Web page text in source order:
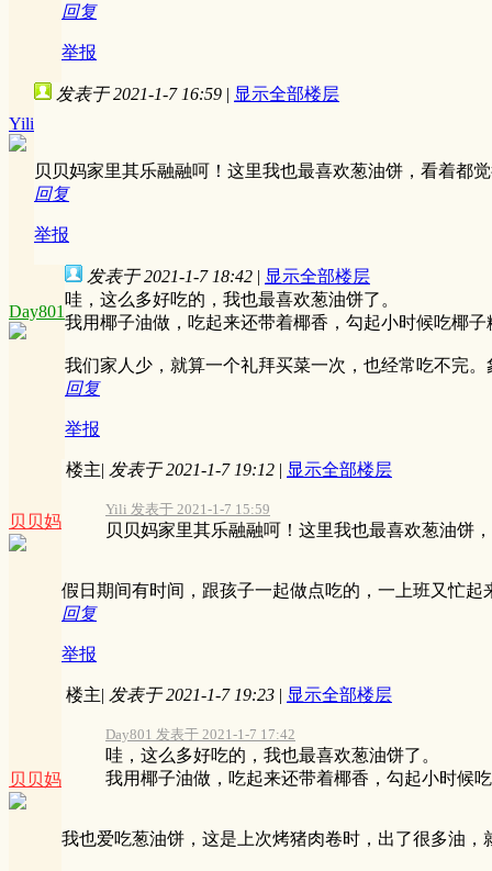
回复
举报
Yili
发表于 2021-1-7 16:59 | 显示全部楼层
贝贝妈家里其乐融融呵！这里我也最喜欢葱油饼，看着都
回复
举报
Day801
发表于 2021-1-7 18:42 | 显示全部楼层
哇，这么多好吃的，我也最喜欢葱油饼了。
我用椰子油做，吃起来还带着椰香，勾起小时候吃椰
我们家人少，就算一个礼拜买菜一次，也经常吃不完
回复
举报
贝贝妈
楼主| 发表于 2021-1-7 19:12 | 显示全部楼层
Yili 发表于 2021-1-7 15:59
贝贝妈家里其乐融融呵！这里我也最喜欢葱油饼
假日期间有时间，跟孩子一起做点吃的，一上班又忙起
回复
举报
贝贝妈
楼主| 发表于 2021-1-7 19:23 | 显示全部楼层
Day801 发表于 2021-1-7 17:42
哇，这么多好吃的，我也最喜欢葱油饼了。
我用椰子油做，吃起来还带着椰香，勾起小时候
我也爱吃葱油饼，这是上次烤猪肉卷时，出了很多油，